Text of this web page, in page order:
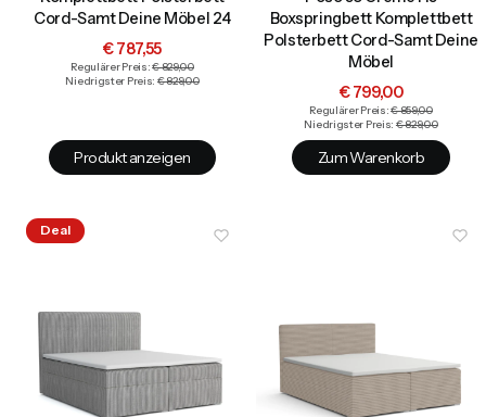
Cord-Samt Deine Möbel 24
Aktionspreis
€ 787,55
Regulärer Preis: € 829,00
Niedrigster Preis: € 829,00
Produkt anzeigen
Boxspringbett Komplettbett
Polsterbett Cord-Samt Deine
Möbel
Aktionspreis
€ 799,00
Regulärer Preis: € 859,00
Niedrigster Preis: € 829,00
Zum Warenkorb
Deal